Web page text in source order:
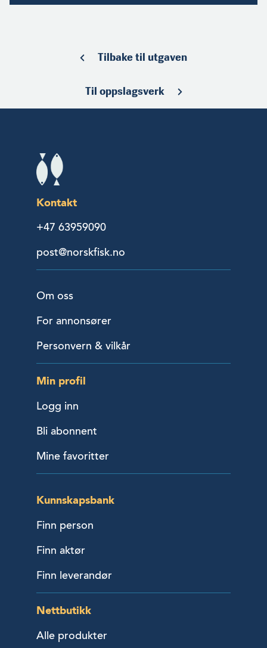
Tilbake til utgaven
Til oppslagsverk
Kontakt
+47 63959090
post@norskfisk.no
Om oss
For annonsører
Personvern & vilkår
Min profil
Logg inn
Bli abonnent
Mine favoritter
Kunnskapsbank
Finn person
Finn aktør
Finn leverandør
Nettbutikk
Alle produkter